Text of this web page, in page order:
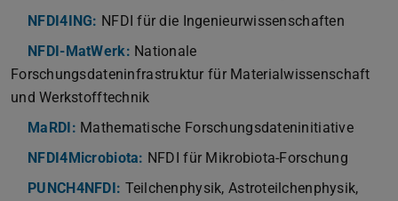
NFDI4ING: NFDI für die Ingenieurwissenschaften
NFDI-MatWerk: Nationale
Forschungsdateninfrastruktur für Materialwissenschaft
und Werkstofftechnik
MaRDI: Mathematische Forschungsdateninitiative
NFDI4Microbiota: NFDI für Mikrobiota-Forschung
PUNCH4NFDI: Teilchenphysik, Astroteilchenphysik,